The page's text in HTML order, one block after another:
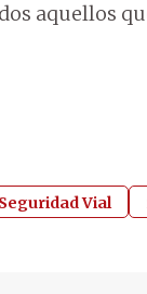
aquellos
Vial